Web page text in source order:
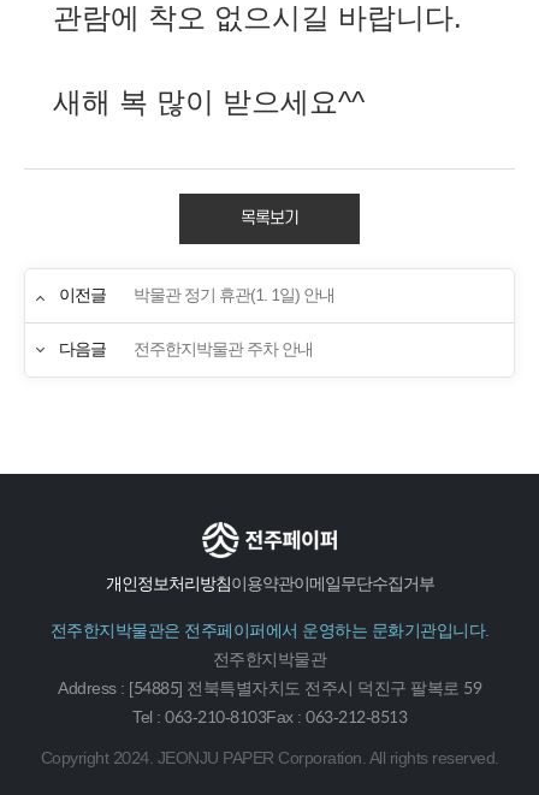
관람에 착오 없으시길 바랍니다.
새해 복 많이 받으세요^^
목록보기
이전글 박물관 정기 휴관(1. 1일) 안내
다음글 전주한지박물관 주차 안내
개인정보처리방침이용약관이메일무단수집거부
전주한지박물관은 전주페이퍼에서 운영하는 문화기관입니다.
전주한지박물관
Address : [54885] 전북특별자치도 전주시 덕진구 팔복로 59
Tel : 063-210-8103Fax : 063-212-8513
Copyright 2024. JEONJU PAPER Corporation. All rights reserved.